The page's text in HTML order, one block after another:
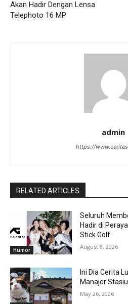
Akan Hadir Dengan Lensa
Telephoto 16 MP
admin
https://
RELATED ARTICLES
Humor
Seluruh
Hadir di
Stick Golf
August 8, 2026
Ini Dia Cerita
Manajer
May 26, 2026